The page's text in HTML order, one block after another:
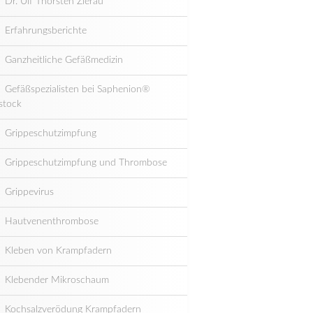
Erfahrungsberichte
Ganzheitliche Gefäßmedizin
Gefäßspezialisten bei Saphenion®
Grippeschutzimpfung
Grippeschutzimpfung und Thrombose
Grippevirus
Hautvenenthrombose
Kleben von Krampfadern
Klebender Mikroschaum
Kochsalzverödung Krampfadern